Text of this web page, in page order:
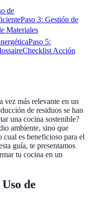
de
Paso 3: Gestión de
Materiales
Paso 5:
Checklist Acción
vez más relevante en un
de residuos se han
una cocina sostenible?
ambiente, sino que
cual es beneficioso para el
guía, te presentamos
tu cocina en un
de